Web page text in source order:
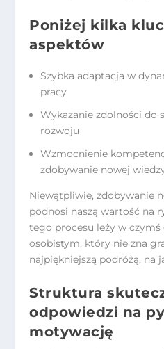
Poniżej kilka
aspektów
Szybka adaptacja w
pracy
Wykazanie zdolności do
rozwoju
Wzmocnienie
zdobywanie nowej
Niewątpliwie, zdobywanie
podnosi naszą wartość na
tego procesu leży w czymś
osobistym, który nie zna
najpiękniejszą podróżą, na
Struktura
odpowiedzi na
motywację